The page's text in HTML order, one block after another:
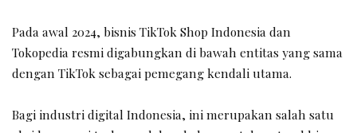
Pada awal 2024, bisnis TikTok Shop Indonesia dan
Tokopedia resmi digabungkan di bawah entitas yang sama
dengan TikTok sebagai pemegang kendali utama.
Bagi industri digital Indonesia, ini merupakan salah satu